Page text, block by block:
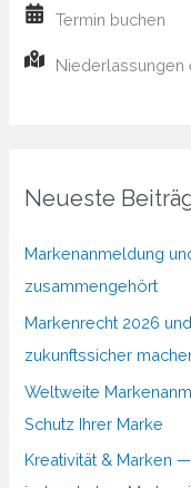
Termin buchen
Niederlassungen
Neueste
Markenanmeldung
zusammengehört
Markenrecht 2026
zukunftssicher
Weltweite
Schutz Ihrer Marke
Kreativität & Marken